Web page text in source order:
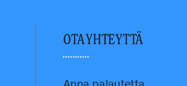
OTA YHTEYTTÄ